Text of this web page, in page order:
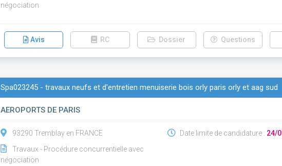
négociation
Avis RC Dossier Questions
Spa023245 - travaux neufs et d'entretien menuiserie bois orly paris orly et aag sud
AEROPORTS DE PARIS
93290 Tremblay en FRANCE
Travaux - Procédure concurrentielle avec
négociation
Date limite de candidature : 24/